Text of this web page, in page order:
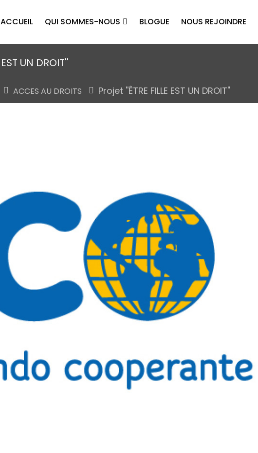
ACCUEIL QUI SOMMES-NOUS BLOGUE NOUS REJOINDRE
UN DROIT''
ACCES AU DROITS Projet ''ÊTRE FILLE EST UN DROIT''